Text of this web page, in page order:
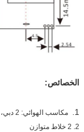
الخصائص:
1.
مكاسب الهوائي: 2 دبي، الهوائي التصحيحي.
2. 2 خلاط متوازن